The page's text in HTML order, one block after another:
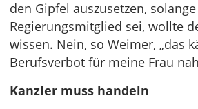
den Gipfel auszusetzen,
Regierungsmitglied sei, wollte
wissen. Nein, so Weimer, „das
Berufsverbot für meine Frau
Kanzler muss handeln